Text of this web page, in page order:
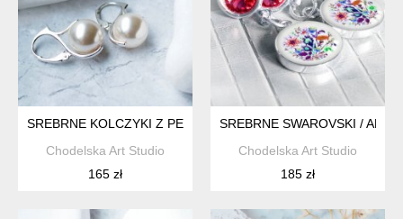
SREBRNE KOLCZYKI Z PERŁAMI SWAROVSKI
Chodelska Art Studio
165 zł
SREBRNE SWAROVSKI / ART
Chodelska Art Studio
185 zł